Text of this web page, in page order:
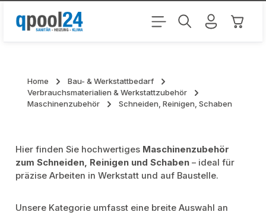
Zum Hauptinhalt springen
Home
Bau- & Werkstattbedarf
Verbrauchsmaterialien & Werkstattzubehör
Maschinenzubehör
Schneiden, Reinigen, Schaben
Hier finden Sie hochwertiges Maschinenzubehör
zum Schneiden, Reinigen und Schaben – ideal für
präzise Arbeiten in Werkstatt und auf Baustelle.
Unsere Kategorie umfasst eine breite Auswahl an